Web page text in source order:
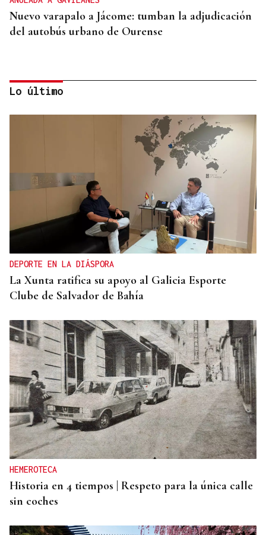
Nuevo varapalo a Jácome: tumban la adjudicación
del autobús urbano de Ourense
"FELIZ VIAJE AL MONSTRUO"
El Sol, la sangre y el Titanic: Así vivió La Región
el eclipse de 1912 en Ourense
Lo último
DEPORTE EN LA DIÁSPORA
La Xunta ratifica su apoyo al Galicia Esporte
Clube de Salvador de Bahía
HEMEROTECA
Historia en 4 tiempos | Respeto para la única calle
sin coches